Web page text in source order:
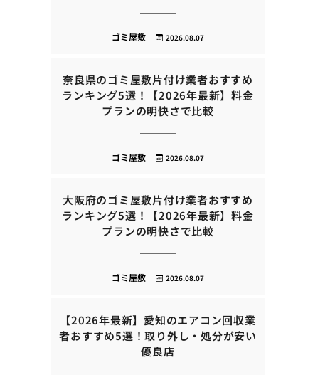
2026.08.07
ゴミ屋敷
奈良県のゴミ屋敷片付け業者おすすめ
ランキング5選！【2026年最新】料金
プランの明快さで比較
2026.08.07
ゴミ屋敷
大阪府のゴミ屋敷片付け業者おすすめ
ランキング5選！【2026年最新】料金
プランの明快さで比較
2026.08.07
ゴミ屋敷
【2026年最新】愛知のエアコン回収業
者おすすめ5選！取り外し・処分が安い
優良店